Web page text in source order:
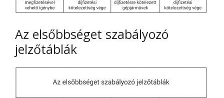
Az elsőbbséget szabályozó
jelzőtáblák